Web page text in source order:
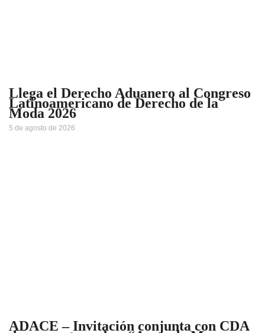
Llega el Derecho Aduanero al Congreso
Latinoamericano de Derecho de la
Moda 2026
5 de agosto de 2026
ADACE – Invitación conjunta con CDA